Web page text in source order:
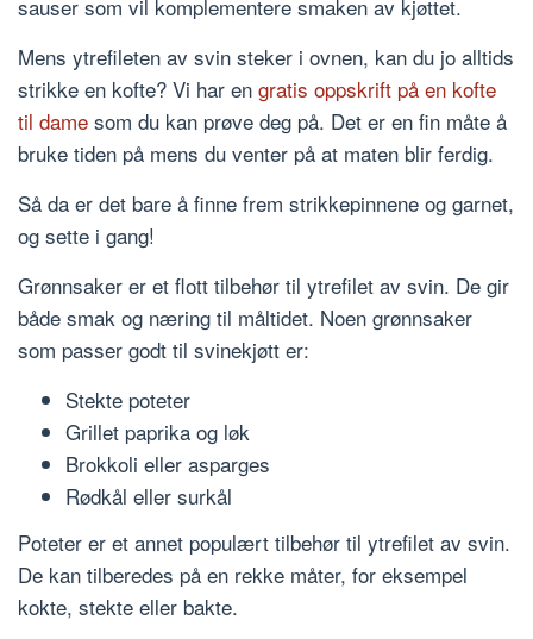
sauser som vil komplementere smaken av kjøttet.
Mens ytrefileten av svin steker i ovnen, kan du jo alltids
strikke en kofte? Vi har en gratis oppskrift på en kofte
til dame som du kan prøve deg på. Det er en fin måte å
bruke tiden på mens du venter på at maten blir ferdig.
Så da er det bare å finne frem strikkepinnene og garnet,
og sette i gang!
Grønnsaker er et flott tilbehør til ytrefilet av svin. De gir
både smak og næring til måltidet. Noen grønnsaker
som passer godt til svinekjøtt er:
Stekte poteter
Grillet paprika og løk
Brokkoli eller asparges
Rødkål eller surkål
Poteter er et annet populært tilbehør til ytrefilet av svin.
De kan tilberedes på en rekke måter, for eksempel
kokte, stekte eller bakte.